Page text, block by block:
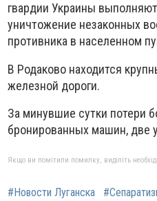
гвардии Украины
уничтожение незаконных
противника в населенном
В Родаково находится
железной дороги.
За минувшие сутки потери
бронированных машин, две
Якщо ви помітили помилку, виділіть
#Новости Луганска